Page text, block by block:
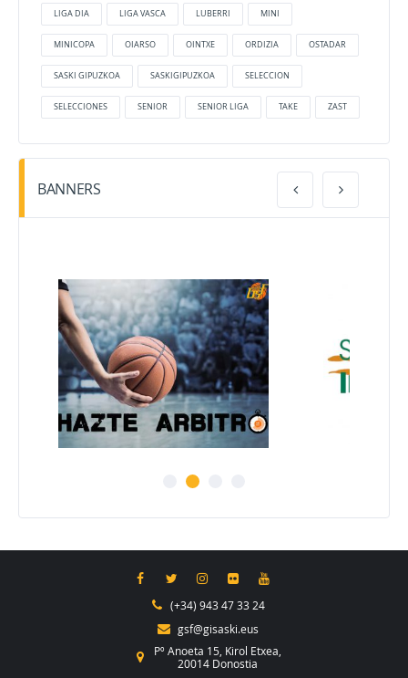
LIGA DIA LIGA VASCA LUBERRI MINI
MINICOPA OIARSO OINTXE ORDIZIA OSTADAR
SASKI GIPUZKOA SASKIGIPUZKOA SELECCION
SELECCIONES SENIOR SENIOR LIGA TAKE ZAST
BANNERS
(+34) 943 47 33 24
gsf@gisaski.eus
Pº Anoeta 15, Kirol Etxea,
20014 Donostia